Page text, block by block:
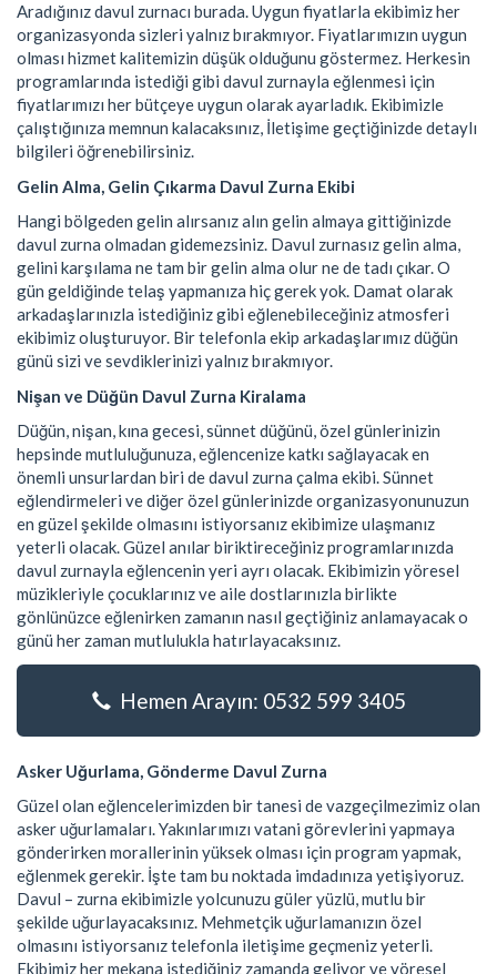
Aradığınız davul zurnacı burada. Uygun fiyatlarla ekibimiz her
organizasyonda sizleri yalnız bırakmıyor. Fiyatlarımızın uygun
olması hizmet kalitemizin düşük olduğunu göstermez. Herkesin
programlarında istediği gibi davul zurnayla eğlenmesi için
fiyatlarımızı her bütçeye uygun olarak ayarladık. Ekibimizle
çalıştığınıza memnun kalacaksınız, İletişime geçtiğinizde detaylı
bilgileri öğrenebilirsiniz.
Gelin Alma, Gelin Çıkarma Davul Zurna Ekibi
Hangi bölgeden gelin alırsanız alın gelin almaya gittiğinizde
davul zurna olmadan gidemezsiniz. Davul zurnasız gelin alma,
gelini karşılama ne tam bir gelin alma olur ne de tadı çıkar. O
gün geldiğinde telaş yapmanıza hiç gerek yok. Damat olarak
arkadaşlarınızla istediğiniz gibi eğlenebileceğiniz atmosferi
ekibimiz oluşturuyor. Bir telefonla ekip arkadaşlarımız düğün
günü sizi ve sevdiklerinizi yalnız bırakmıyor.
Nişan ve Düğün Davul Zurna Kiralama
Düğün, nişan, kına gecesi, sünnet düğünü, özel günlerinizin
hepsinde mutluluğunuza, eğlencenize katkı sağlayacak en
önemli unsurlardan biri de davul zurna çalma ekibi. Sünnet
eğlendirmeleri ve diğer özel günlerinizde organizasyonunuzun
en güzel şekilde olmasını istiyorsanız ekibimize ulaşmanız
yeterli olacak. Güzel anılar biriktireceğiniz programlarınızda
davul zurnayla eğlencenin yeri ayrı olacak. Ekibimizin yöresel
müzikleriyle çocuklarınız ve aile dostlarınızla birlikte
gönlünüzce eğlenirken zamanın nasıl geçtiğiniz anlamayacak o
günü her zaman mutlulukla hatırlayacaksınız.
Hemen Arayın: 0532 599 3405
Asker Uğurlama, Gönderme Davul Zurna
Güzel olan eğlencelerimizden bir tanesi de vazgeçilmezimiz olan
asker uğurlamaları. Yakınlarımızı vatani görevlerini yapmaya
gönderirken morallerinin yüksek olması için program yapmak,
eğlenmek gerekir. İşte tam bu noktada imdadınıza yetişiyoruz.
Davul – zurna ekibimizle yolcunuzu güler yüzlü, mutlu bir
şekilde uğurlayacaksınız. Mehmetçik uğurlamanızın özel
olmasını istiyorsanız telefonla iletişime geçmeniz yeterli.
Ekibimiz her mekana istediğiniz zamanda geliyor ve yöresel